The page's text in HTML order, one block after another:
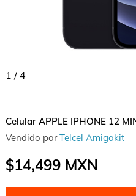
1 / 4
Celular APPLE IPHONE 12
Vendido porTelcel Amigokit
$14,499MXN